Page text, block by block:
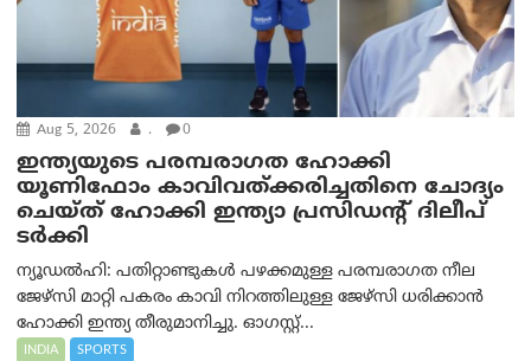
Aug 5, 2026 . 0
ഇന്ത്യയുടെ പരമ്പരാഗത ഹോക്കി
യൂണിഫോം കാവിവത്ക്കരിച്ചതിനെ ചോദ്യം
ചെയ്ത് ഹോക്കി ഇന്ത്യാ പ്രസിഡന്റ് ദിലീപ്
ടര്‍ക്കി
ന്യൂഡൽഹി: പതിറ്റാണ്ടുകൾ പഴക്കമുള്ള പരമ്പരാഗത നീല
ജേഴ്‌സി മാറ്റി പകരം കാവി നിറത്തിലുള്ള ജേഴ്‌സി ധരിക്കാൻ
ഹോക്കി ഇന്ത്യ തീരുമാനിച്ചു. ഓഗസ്റ്റ്...
INDIA SPORTS